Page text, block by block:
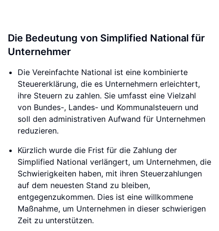
Die Bedeutung von Simplified National für
Unternehmer
Die Vereinfachte National ist eine kombinierte
Steuererklärung, die es Unternehmern erleichtert,
ihre Steuern zu zahlen. Sie umfasst eine Vielzahl
von Bundes-, Landes- und Kommunalsteuern und
soll den administrativen Aufwand für Unternehmen
reduzieren.
Kürzlich wurde die Frist für die Zahlung der
Simplified National verlängert, um Unternehmen, die
Schwierigkeiten haben, mit ihren Steuerzahlungen
auf dem neuesten Stand zu bleiben,
entgegenzukommen. Dies ist eine willkommene
Maßnahme, um Unternehmen in dieser schwierigen
Zeit zu unterstützen.